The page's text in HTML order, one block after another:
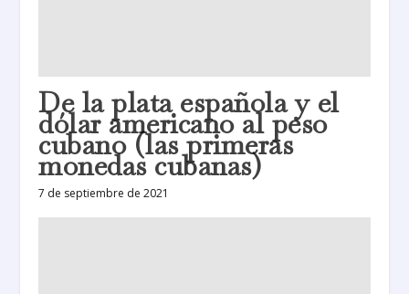
De la plata española y el
dólar americano al peso
cubano (las primeras
monedas cubanas)
7 de septiembre de 2021